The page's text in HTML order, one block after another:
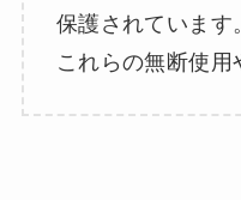
保護されています
これらの無断使用